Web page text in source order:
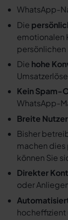
WhatsApp-
Die
emotionalen
Die hohe
Kein Spam-
WhatsApp-
Breite
Bisher
machen
können Sie
Direkter
oder
hocheffizient